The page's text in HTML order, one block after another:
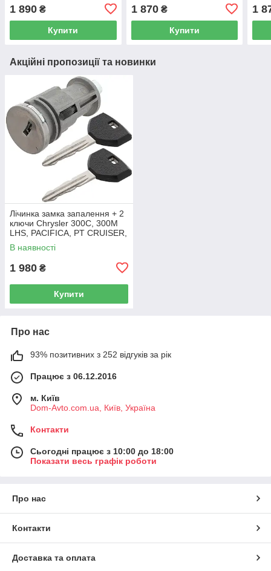
1 890 ₴
Купити
1 870₴
Купити
1
Акційні пропозиції та новинки
Лічинка замка запалення + 2
ключи Chrysler 300C, 300M
LHS, PACIFICA, PT CRUISER,
SEBRING 5003843AB
В наявності
1 980 ₴
Купити
Про нас
93% позитивних з 252 відгуків за рік
Працює з 06.12.2016
м. Київ
Dom-Avto.com.ua, Київ, Україна
Контакти
Сьогодні працює з 10:00 до 18:00
Показати весь графік роботи
Про нас
Контакти
Доставка та оплата